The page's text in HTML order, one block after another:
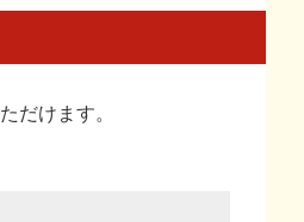
だけます。